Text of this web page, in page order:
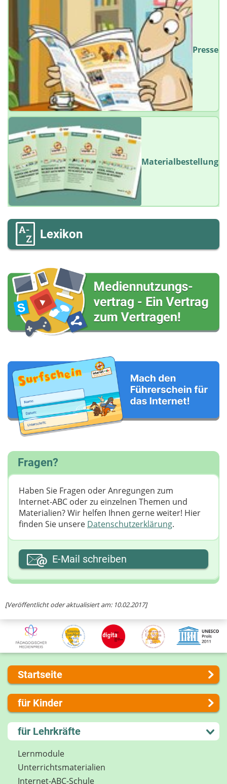
[Veröffentlicht oder aktualisiert am: 10.02.2017]
Presse
Materialbestellung
Lexikon
Fragen?
Haben Sie Fragen oder Anregungen zum
Internet-ABC oder zu einzelnen Themen und
Materialien? Wir helfen Ihnen gerne weiter! ​Hier
finden Sie unsere Datenschutzerklärung.
Ihre E-Mail-Adresse
E-Mail schreiben
Startseite
Über uns
Presse
Kontakt
Impressum
Internet-ABC Sitemap
Barrierefreiheit
Länderprojekte
für Kinder
Lernen und Schule
Hobby und Freizeit
Spiel und Spaß
Mitreden und Mitmachen
Lexikon
für Lehrkräfte
Lernmodule
Unterrichts­materialien
Internet-ABC-Schule